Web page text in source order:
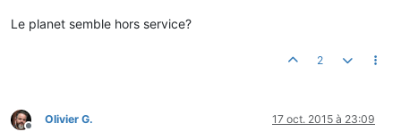
Le planet semble hors service?
2
Hors-ligne
Olivier G. 17 oct. 2015 à 23:09